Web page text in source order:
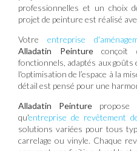
professionnelles et un choix
projet de peinture est réalisé
Votreentreprise
Alladatin Peintureconçoit
fonctionnels, adaptés aux goûts
l'optimisation de l’espace à la
détail est pensé pour une
Alladatin Peinture propose
qu'entreprise de revêtement
solutions variées pour tous
carrelage ou vinyle. Chaque